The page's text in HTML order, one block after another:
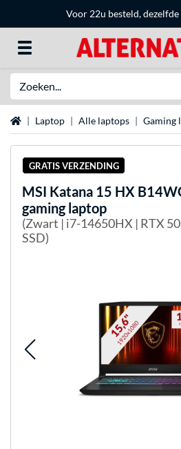
Voor 22u besteld, dezelfde
Home Laptop Alle laptops Gaming
GRATIS VERZENDING
MSI Katana 15 HX
gaming laptop
(Zwart | i7-14650HX | RTX
SSD)